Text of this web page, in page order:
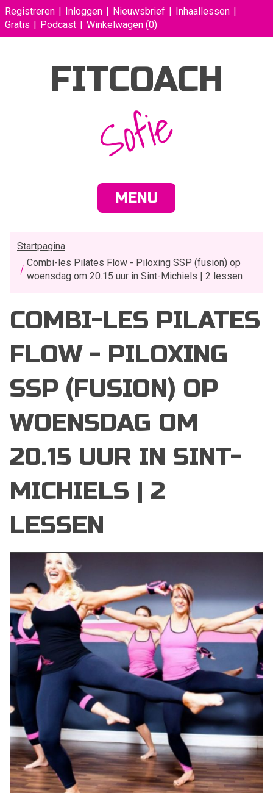
Registreren Inloggen Nieuwsbrief
Inhaallessen
Gratis
Podcast Winkelwagen (0)
FITCOACH
Sofie
MENU
Startpagina
Combi-les Pilates Flow - Piloxing SSP (fusion) op
woensdag om 20.15 uur in Sint-Michiels | 2 lessen
COMBI-LES PILATES
FLOW - PILOXING
SSP (FUSION) OP
WOENSDAG OM
20.15 UUR IN SINT-
MICHIELS | 2
LESSEN